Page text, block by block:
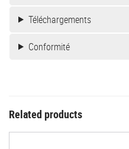
Téléchargements
Conformité
Related products